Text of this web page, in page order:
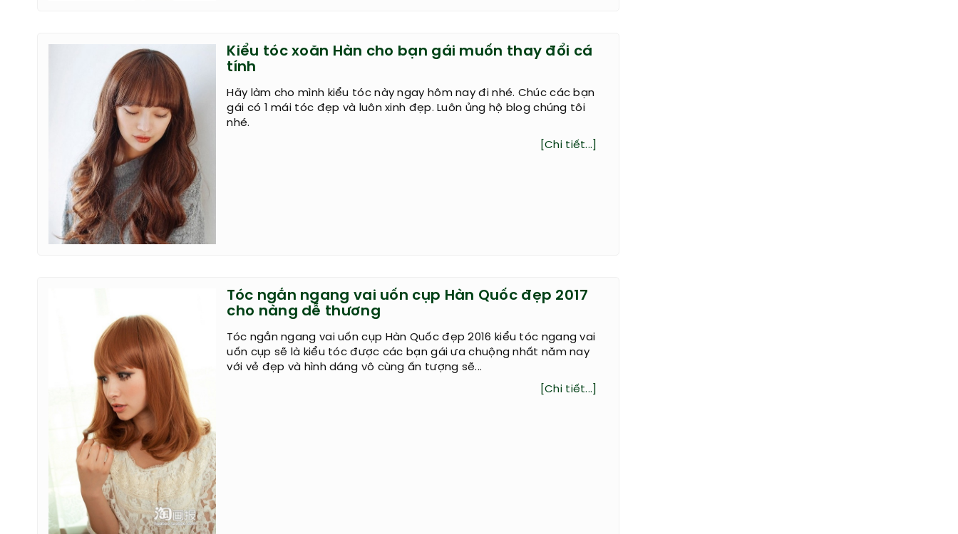
Kiểu tóc xoăn Hàn cho bạn gái muốn thay đổi cá
tính
Hãy làm cho mình kiểu tóc này ngay hôm nay đi nhé. Chúc các bạn
gái có 1 mái tóc đẹp và luôn xinh đẹp. Luôn ủng hộ blog chúng tôi
nhé.
[Chi tiết...]
Tóc ngắn ngang vai uốn cụp Hàn Quốc đẹp 2017
cho nàng dễ thương
Tóc ngắn ngang vai uốn cụp Hàn Quốc đẹp 2016 kiểu tóc ngang vai
uốn cụp sẽ là kiểu tóc được các bạn gái ưa chuộng nhất năm nay
với vẻ đẹp và hình dáng vô cùng ấn tượng sẽ...
[Chi tiết...]